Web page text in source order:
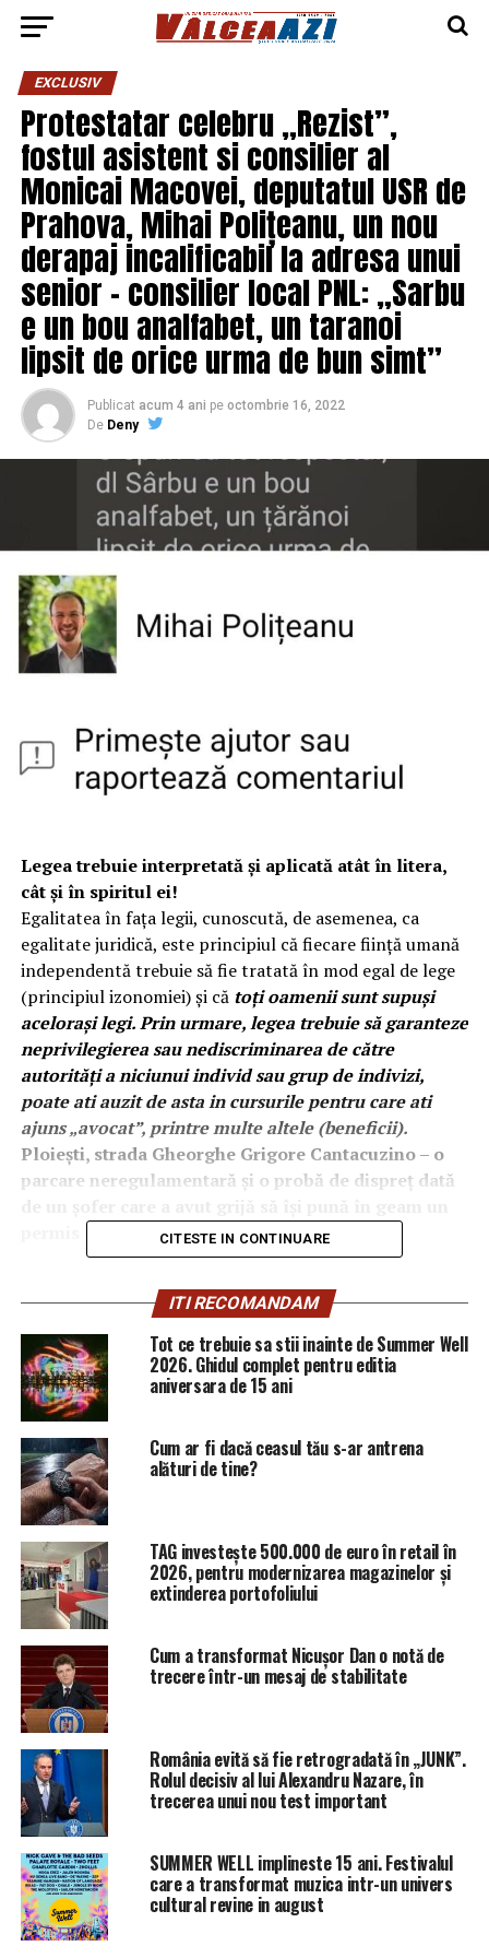
EXCLUSIV
Protestatar celebru „Rezist”,
fostul asistent si consilier al
Monicai Macovei, deputatul USR de
Prahova, Mihai Polițeanu, un nou
derapaj incalificabil la adresa unui
senior – consilier local PNL: „Sarbu
e un bou analfabet, un taranoi
lipsit de orice urma de bun simt”
Publicat acum 4 ani pe octombrie 16, 2022
De Deny
Legea trebuie interpretată şi aplicată atât în litera,
cât şi în spiritul ei!
Egalitatea în fața legii, cunoscută, de asemenea, ca
egalitate juridică, este principiul că fiecare ființă umană
independentă trebuie să fie tratată în mod egal de lege
(principiul izonomiei) și că toți oamenii sunt supuși
acelorași legi. Prin urmare, legea trebuie să garanteze
neprivilegierea sau nediscriminarea de către
autorități a niciunui individ sau grup de indivizi,
poate ati auzit de asta in cursurile pentru care ati
ajuns „avocat”, printre multe altele (beneficii).
Ploiești, strada Gheorghe Grigore Cantacuzino – o
parcare neregulamentară și o probă de dispreț dată
permis de parcare.
Permisul pe care scrie ”Consilier județean” este unul
care permite dreptul de a parca doar în perimetrul
Palatului Administrativ. Și dacă ar fi permis parcarea
CITESTE IN CONTINUARE
ITI RECOMANDAM
Tot ce trebuie sa stii inainte de Summer Well
2026. Ghidul complet pentru editia
aniversara de 15 ani
Cum ar fi dacă ceasul tău s-ar antrena
alături de tine?
TAG investește 500.000 de euro în retail în
2026, pentru modernizarea magazinelor și
extinderea portofoliului
Cum a transformat Nicușor Dan o notă de
trecere într-un mesaj de stabilitate
România evită să fie retrogradată în „JUNK”.
Rolul decisiv al lui Alexandru Nazare, în
trecerea unui nou test important
SUMMER WELL implineste 15 ani. Festivalul
care a transformat muzica intr-un univers
cultural revine in august